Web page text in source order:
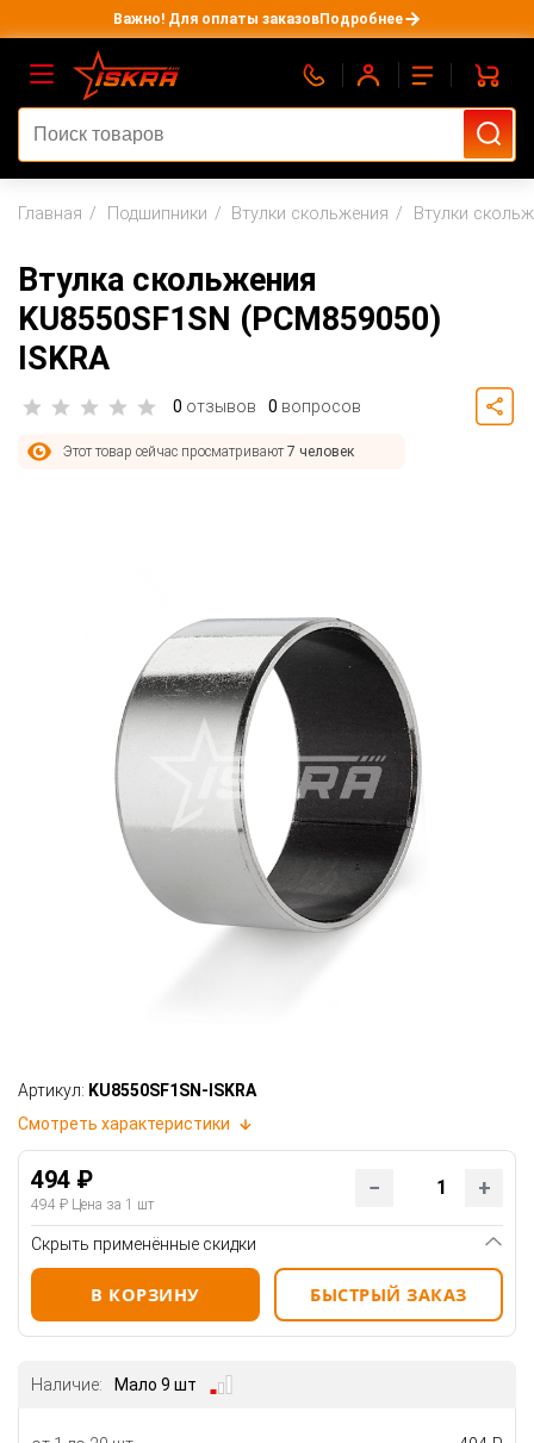
Важно! Для оплаты заказовПодробнее
Главная Подшипники Втулки скольжения Втулки
Втулка скольжения
KU8550SF1SN (PCM859050)
ISKRA
0 отзывов 0 вопросов
Этот товар сейчас просматривают7 человек
Артикул: KU8550SF1SN-ISKRA
Смотреть характеристики
494 ₽
494 ₽ Цена за 1 шт
Скрыть применённые скидки
В КОРЗИНУ БЫСТРЫЙ ЗАКАЗ
Наличие: Мало 9 шт